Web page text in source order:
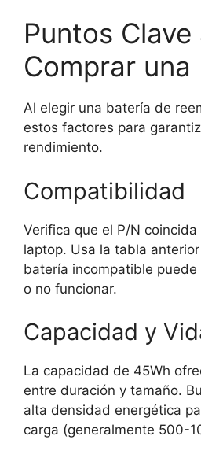
Puntos Clave
Comprar una
Al elegir una batería de
estos factores para
rendimiento.
Compatibilidad
Verifica que el P/N
laptop. Usa la tabla
batería incompatible
o no funcionar.
Capacidad y
La capacidad de 45Wh
entre duración y tamaño.
alta densidad energética
carga (generalmente 500-